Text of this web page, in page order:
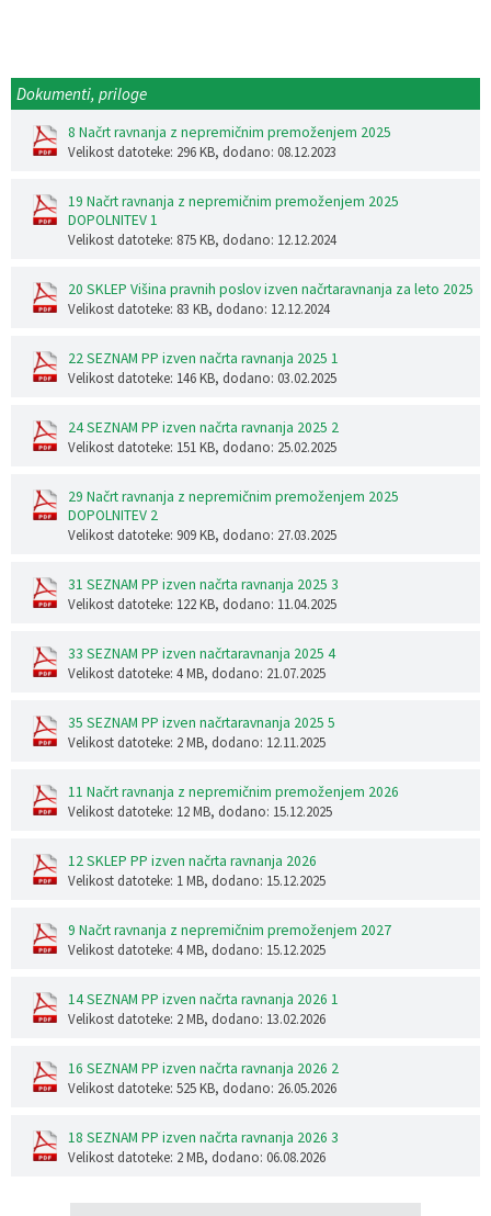
Dokumenti, priloge
8 Načrt ravnanja z nepremičnim premoženjem 2025
Velikost datoteke: 296 KB, dodano: 08.12.2023
19 Načrt ravnanja z nepremičnim premoženjem 2025
DOPOLNITEV 1
Velikost datoteke: 875 KB, dodano: 12.12.2024
20 SKLEP Višina pravnih poslov izven načrtaravnanja za leto 2025
Velikost datoteke: 83 KB, dodano: 12.12.2024
22 SEZNAM PP izven načrta ravnanja 2025 1
Velikost datoteke: 146 KB, dodano: 03.02.2025
24 SEZNAM PP izven načrta ravnanja 2025 2
Velikost datoteke: 151 KB, dodano: 25.02.2025
29 Načrt ravnanja z nepremičnim premoženjem 2025
DOPOLNITEV 2
Velikost datoteke: 909 KB, dodano: 27.03.2025
31 SEZNAM PP izven načrta ravnanja 2025 3
Velikost datoteke: 122 KB, dodano: 11.04.2025
33 SEZNAM PP izven načrtaravnanja 2025 4
Velikost datoteke: 4 MB, dodano: 21.07.2025
35 SEZNAM PP izven načrtaravnanja 2025 5
Velikost datoteke: 2 MB, dodano: 12.11.2025
11 Načrt ravnanja z nepremičnim premoženjem 2026
Velikost datoteke: 12 MB, dodano: 15.12.2025
12 SKLEP PP izven načrta ravnanja 2026
Velikost datoteke: 1 MB, dodano: 15.12.2025
9 Načrt ravnanja z nepremičnim premoženjem 2027
Velikost datoteke: 4 MB, dodano: 15.12.2025
14 SEZNAM PP izven načrta ravnanja 2026 1
Velikost datoteke: 2 MB, dodano: 13.02.2026
16 SEZNAM PP izven načrta ravnanja 2026 2
Velikost datoteke: 525 KB, dodano: 26.05.2026
18 SEZNAM PP izven načrta ravnanja 2026 3
Velikost datoteke: 2 MB, dodano: 06.08.2026